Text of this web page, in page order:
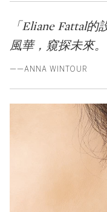
「Eliane Fattal
風華，窺探未來。
——ANNA WINTOUR